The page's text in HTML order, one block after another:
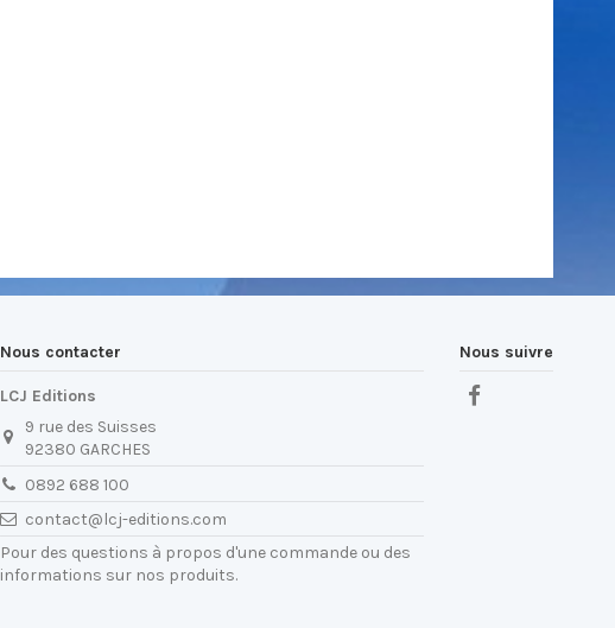
Nous contacter
LCJ Editions
9 rue des Suisses
92380 GARCHES
0892 688 100
contact@lcj-editions.com
Pour des questions à propos d'une commande ou des
informations sur nos produits.
Nous suivre